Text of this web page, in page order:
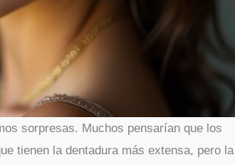
sorpresas. Muchos pensarían que los
tienen la dentadura más extensa, pero la